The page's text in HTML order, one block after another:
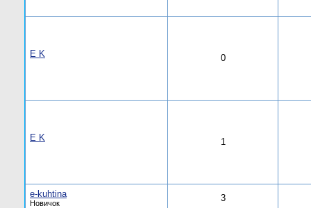
E K 0
E K 1
e-kuhtina
Новичок 3